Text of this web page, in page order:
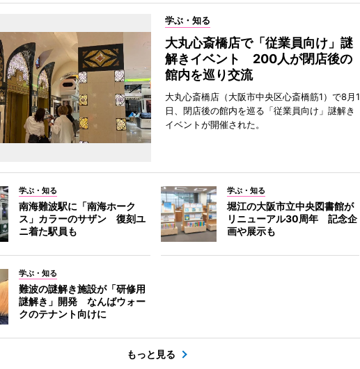
学ぶ・知る
大丸心斎橋店で「従業員向け」謎
解きイベント 200人が閉店後の
館内を巡り交流
大丸心斎橋店（大阪市中央区心斎橋筋1）で8月1
日、閉店後の館内を巡る「従業員向け」謎解き
イベントが開催された。
学ぶ・知る
南海難波駅に「南海ホーク
ス」カラーのサザン 復刻ユ
ニ着た駅員も
学ぶ・知る
堀江の大阪市立中央図書館が
リニューアル30周年 記念企
画や展示も
学ぶ・知る
難波の謎解き施設が「研修用
謎解き」開発 なんばウォー
クのテナント向けに
もっと見る